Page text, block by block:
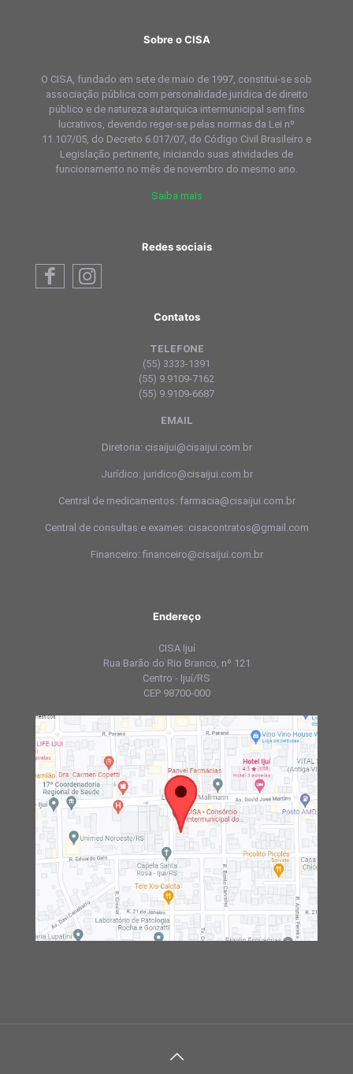
Sobre o CISA
O CISA, fundado em sete de maio de 1997, constitui-se sob
associação pública com personalidade juridica de direito
público e de natureza autarquica intermunicipal sem fins
lucrativos, devendo reger-se pelas normas da Lei nº
11.107/05, do Decreto 6.017/07, do Código Civil Brasileiro e
Legislação pertinente, iniciando suas atividades de
funcionamento no mês de novembro do mesmo ano.
Saiba mais
Redes sociais
Contatos
TELEFONE
(55) 3333-1391
(55) 9.9109-7162
(55) 9.9109-6687
EMAIL
Diretoria: cisaijui@cisaijui.com.br
Jurídico: juridico@cisaijui.com.br
Central de medicamentos: farmacia@cisaijui.com.br
Central de consultas e exames: cisacontratos@gmail.com
Financeiro: financeiro@cisaijui.com.br
Endereço
CISA Ijuí
Rua Barão do Rio Branco, nº 121
Centro - Ijuí/RS
CEP 98700-000